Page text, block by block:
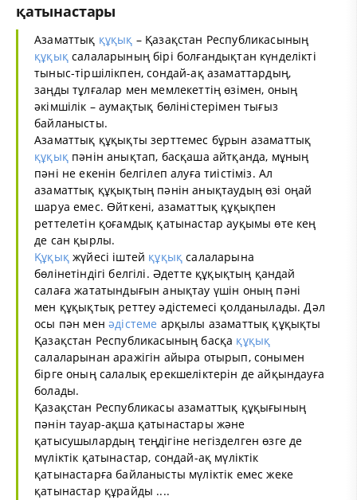
қатынастары
Азаматтық құқық – Қазақстан Республикасының
құқықсалаларының бірі болғандықтан күнделікті
тыныс-тіршілікпен, сондай-ақ азаматтардың,
заңды тұлғалар мен мемлекеттің өзімен, оның
әкімшілік – аумақтық бөліністерімен тығыз
байланысты.
Азаматтық құқықты зерттемес бұрын азаматтық
құқықпәнін анықтап, басқаша айтқанда, мұның
пәні не екенін белгілеп алуға тиістіміз. Ал
азаматтық құқықтың пәнін анықтаудың өзі оңай
шаруа емес. Өйткені, азаматтық құқықпен
реттелетін қоғамдық қатынастар ауқымы өте кең
де сан қырлы.
Құқықжүйесі іштей құқық салаларына
бөлінетіндігі белгілі. Әдетте құқықтың қандай
салаға жататындығын анықтау үшін оның пәні
мен құқықтық реттеу әдістемесі қолданылады. Дәл
осы пән менәдістеме арқылы азаматтық құқықты
Қазақстан Республикасының басқа құқық
салаларынан аражігін айыра отырып, сонымен
бірге оның салалық ерекшеліктерін де айқындауға
болады.
Қазақстан Республикасы азаматтық құқығының
пәнін тауар-ақша қатынастары және
қатысушылардың теңдігіне негізделген өзге де
мүліктік қатынастар, сондай-ақ мүліктік
қатынастарға байланысты мүліктік емес жеке
қатынастар құрайды ....